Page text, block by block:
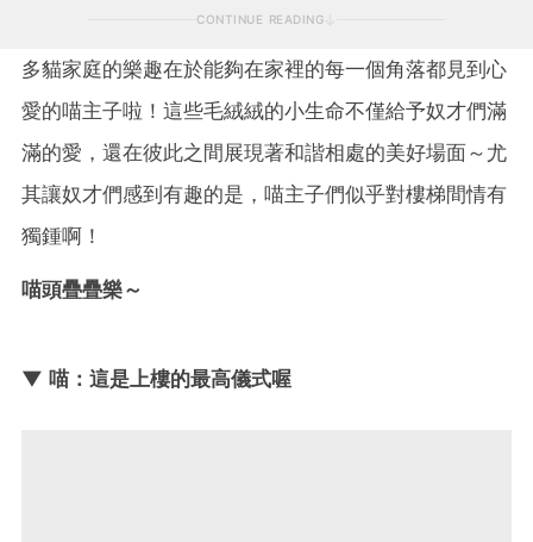
CONTINUE READING
多貓家庭的樂趣在於能夠在家裡的每一個角落都見到心
愛的喵主子啦！這些毛絨絨的小生命不僅給予奴才們滿
滿的愛，還在彼此之間展現著和諧相處的美好場面～尤
其讓奴才們感到有趣的是，喵主子們似乎對樓梯間情有
獨鍾啊！
喵頭疊疊樂～
▼ 喵：這是上樓的最高儀式喔